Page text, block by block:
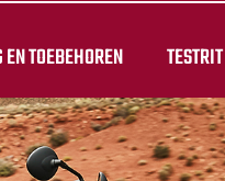
TOEBEHOREN TESTRIT